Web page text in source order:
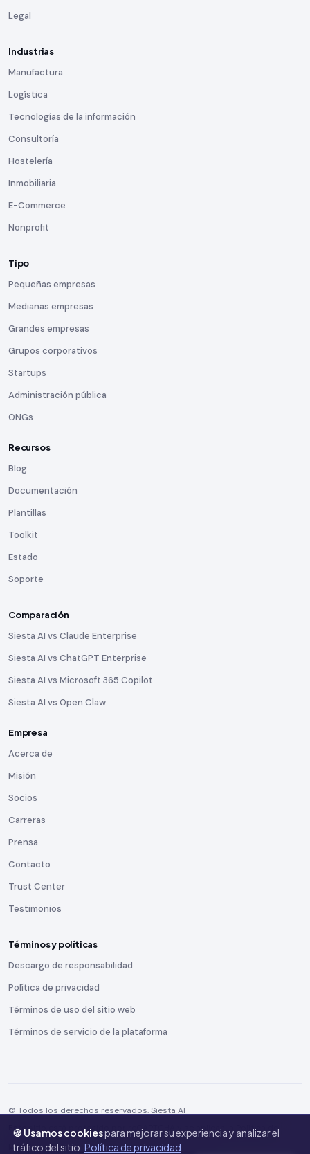
Legal
Industrias
Manufactura
Logística
Tecnologías de la información
Consultoría
Hostelería
Inmobiliaria
E-Commerce
Nonprofit
Tipo
Pequeñas empresas
Medianas empresas
Grandes empresas
Grupos corporativos
Startups
Administración pública
ONGs
Recursos
Blog
Documentación
Plantillas
Toolkit
Estado
Soporte
Comparación
Siesta AI vs Claude Enterprise
Siesta AI vs ChatGPT Enterprise
Siesta AI vs Microsoft 365 Copilot
Siesta AI vs Open Claw
Empresa
Acerca de
Misión
Socios
Carreras
Prensa
Contacto
Trust Center
Testimonios
Términos y políticas
Descargo de responsabilidad
Política de privacidad
Términos de uso del sitio web
Términos de servicio de la plataforma
© Todos los derechos reservados. Siesta AI
Este sitio está protegido por reCAPTCHA y se aplican la
Política de
privacidady lasCondiciones del serviciode Google.
🍪 Usamos cookiespara mejorar su experiencia y analizar el
tráfico del sitio. Política de privacidad